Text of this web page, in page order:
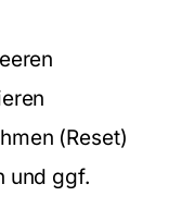
(Reset)
und ggf.